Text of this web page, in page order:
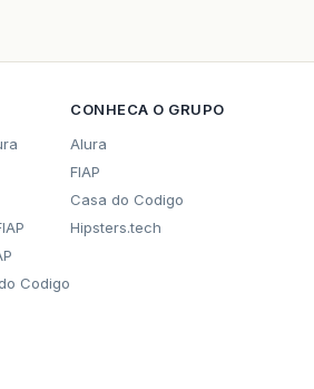
Codigo
CONHECA O GRUPO
Alura
FIAP
Casa do Codigo
Hipsters.tech